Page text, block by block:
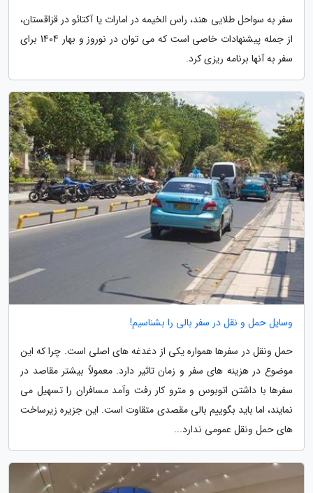
سفر به سواحل طلایی هند، راس الخیمه در امارات یا آکتائو در قزاقستان،
از جمله پیشنهادات خاصی است که می توان در نوروز و بهار 1404 برای
سفر به آنها برنامه ریزی کرد.
وسایل حمل و نقل در سفر بالی را بشناسیم!
حمل ونقل در سفرها همواره یکی از دغدغه های اصلی است. چرا که این
موضوع در هزینه های سفر و زمان تاثیر دارد. معمولاً بیشتر مقاصد در
سفرها با داشتن اتوبوس و مترو کار رفت وآمد مسافران را تسهیل می
نمایند، اما باید بگوییم بالی مقصدی متقاوت است. این جزیره زیرساخت
های حمل ونقل عمومی ندارد...